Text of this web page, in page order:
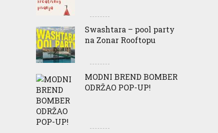
Swashtara – pool party
na Zonar Rooftopu
MODNI BREND BOMBER
ODRŽAO POP-UP!